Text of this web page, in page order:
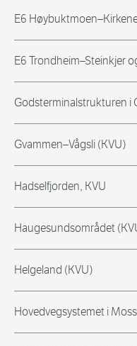
E6
E6 Trondheim–Steinkjer
Godsterminalstrukturen i
Gvammen–Vågsli (KVU)
Hadselfjorden, KVU
Haugesundsområdet
Helgeland (KVU)
Hovedvegsystemet i